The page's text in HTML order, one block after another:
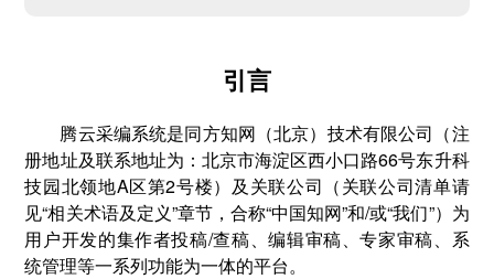
引言
腾云采编系统是同方知网（北京）技术有限公司（注
册地址及联系地址为：北京市海淀区西小口路66号东升科
技园北领地A区第2号楼）及关联公司（关联公司清单请
见“相关术语及定义”章节，合称“中国知网”和/或“我们”）为
用户开发的集作者投稿/查稿、编辑审稿、专家审稿、系
统管理等一系列功能为一体的平台。